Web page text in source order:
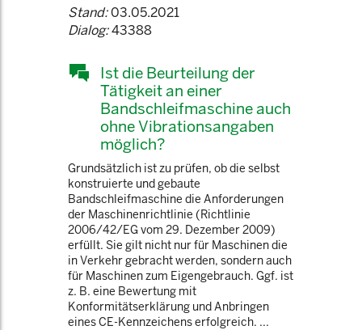
Stand:03.05.2021
Dialog:43388
Ist die Beurteilung der
Tätigkeit an einer
Bandschleifmaschine auch
ohne Vibrationsangaben
möglich?
Grundsätzlich ist zu prüfen, ob die selbst
konstruierte und gebaute
Bandschleifmaschine die Anforderungen
der Maschinenrichtlinie (Richtlinie
2006/42/EG vom 29. Dezember 2009)
erfüllt. Sie gilt nicht nur für Maschinen die
in Verkehr gebracht werden, sondern auch
für Maschinen zum Eigengebrauch. Ggf. ist
z. B. eine Bewertung mit
Konformitätserklärung und Anbringen
eines CE-Kennzeichens erfolgreich. ...